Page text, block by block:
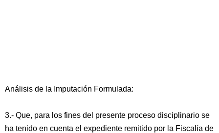
Análisis de la Imputación Formulada:
3.- Que, para los fines del presente proceso disciplinario se
ha tenido en cuenta el expediente remitido por la Fiscalía de